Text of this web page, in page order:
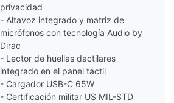
privacidad
- Altavoz integrado y matriz de
micrófonos con tecnología Audio by
Dirac
- Lector de huellas dactilares
integrado en el panel táctil
- Cargador USB-C 65W
- Certificación militar US MIL-STD